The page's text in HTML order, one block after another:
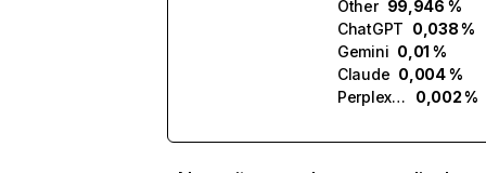
Other 99,946 %
ChatGPT 0,038 %
Gemini 0,01 %
Claude 0,004 %
Perplexity
0,002 %